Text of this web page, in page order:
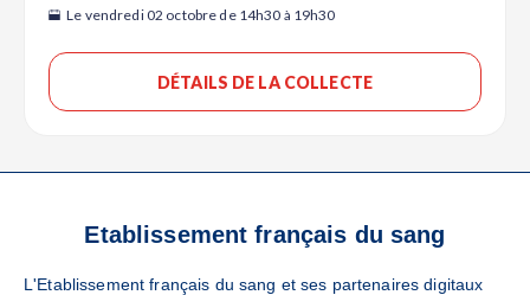
Le vendredi 02 octobre de 14h30 à 19h30
DÉTAILS DE LA COLLECTE
Etablissement français du sang
L'Etablissement français du sang et ses partenaires digitaux